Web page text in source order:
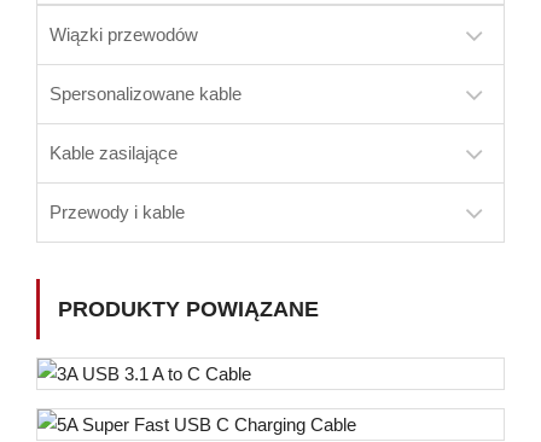
Wiązki przewodów
Spersonalizowane kable
Kable zasilające
Przewody i kable
PRODUKTY POWIĄZANE